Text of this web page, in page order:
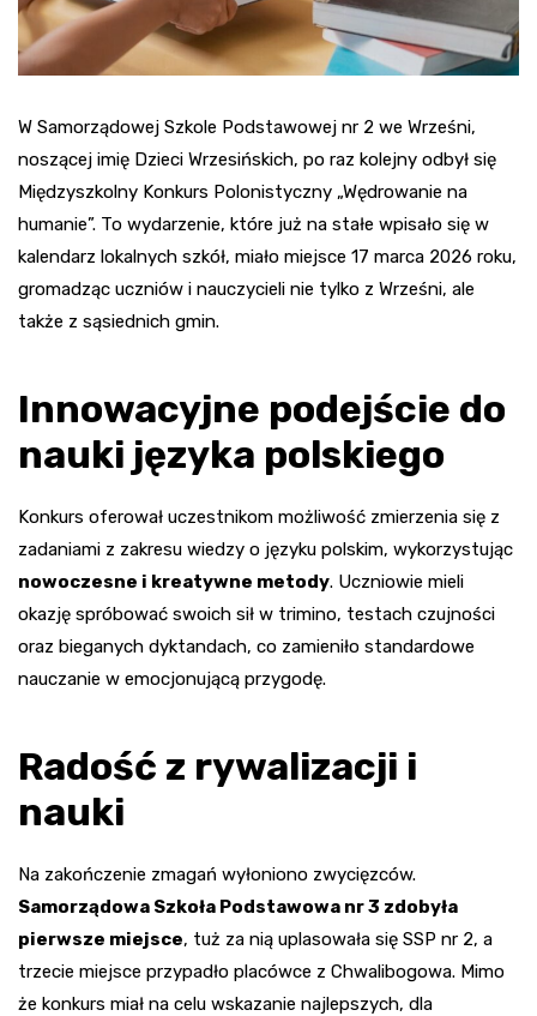
W Samorządowej Szkole Podstawowej nr 2 we Wrześni,
noszącej imię Dzieci Wrzesińskich, po raz kolejny odbył się
Międzyszkolny Konkurs Polonistyczny „Wędrowanie na
humanie”. To wydarzenie, które już na stałe wpisało się w
kalendarz lokalnych szkół, miało miejsce 17 marca 2026 roku,
gromadząc uczniów i nauczycieli nie tylko z Wrześni, ale
także z sąsiednich gmin.
Innowacyjne podejście do
nauki języka polskiego
Konkurs oferował uczestnikom możliwość zmierzenia się z
zadaniami z zakresu wiedzy o języku polskim, wykorzystując
nowoczesne i kreatywne metody. Uczniowie mieli
okazję spróbować swoich sił w trimino, testach czujności
oraz bieganych dyktandach, co zamieniło standardowe
nauczanie w emocjonującą przygodę.
Radość z rywalizacji i
nauki
Na zakończenie zmagań wyłoniono zwycięzców.
Samorządowa Szkoła Podstawowa nr 3 zdobyła
pierwsze miejsce, tuż za nią uplasowała się SSP nr 2, a
trzecie miejsce przypadło placówce z Chwalibogowa. Mimo
że konkurs miał na celu wskazanie najlepszych, dla